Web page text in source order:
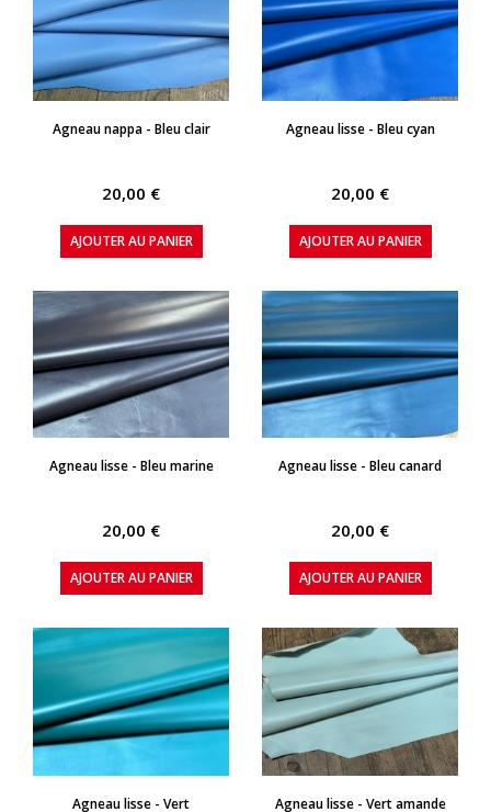
APERÇU RAPIDE
Agneau nappa - Bleu clair
20,00 €
AJOUTER AU PANIER
APERÇU RAPIDE
Agneau lisse - Bleu cyan
20,00 €
AJOUTER AU PANIER
APERÇU RAPIDE
Agneau lisse - Bleu marine
20,00 €
AJOUTER AU PANIER
APERÇU RAPIDE
Agneau lisse - Bleu canard
20,00 €
AJOUTER AU PANIER
APERÇU RAPIDE
Agneau lisse - Vert APERÇU RAPIDE
Agneau lisse - Vert amande